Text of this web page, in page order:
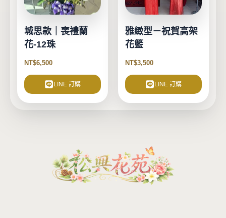
城思款｜喪禮蘭
花-12珠
NT$6,500
LINE 訂購
雅緻型－祝賀高架
花籃
NT$3,500
LINE 訂購